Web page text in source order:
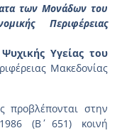
των Μονάδων του
Περιφέρειας
Υγείας του
Μακεδονίας
προβλέπονται στην
(Β΄ 651) κοινή